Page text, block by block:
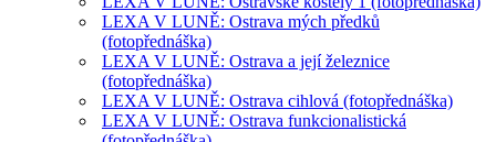
LEXA V LUNĚ: Ostrava mých předků
(fotopřednáška)
LEXA V LUNĚ: Ostrava a její železnice
(fotopřednáška)
LEXA V LUNĚ: Ostrava cihlová (fotopřednáška)
LEXA V LUNĚ: Ostrava funkcionalistická